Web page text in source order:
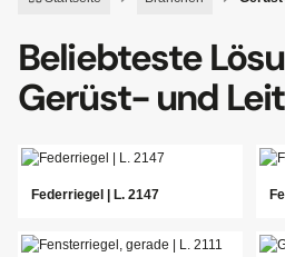
Beliebteste
Gerüst- und
Federriegel | L. 2147